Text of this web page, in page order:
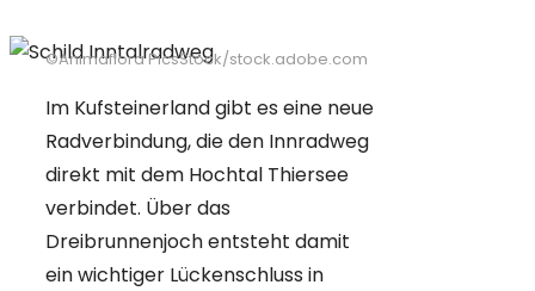
©Animaflora PicsStock/stock.adobe.com
Im Kufsteinerland gibt es eine neue
Radverbindung, die den Innradweg
direkt mit dem Hochtal Thiersee
verbindet. Über das
Dreibrunnenjoch entsteht damit
ein wichtiger Lückenschluss in